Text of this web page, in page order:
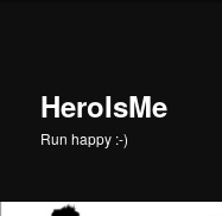
inhoudHeroIsMe
Run happy :-)